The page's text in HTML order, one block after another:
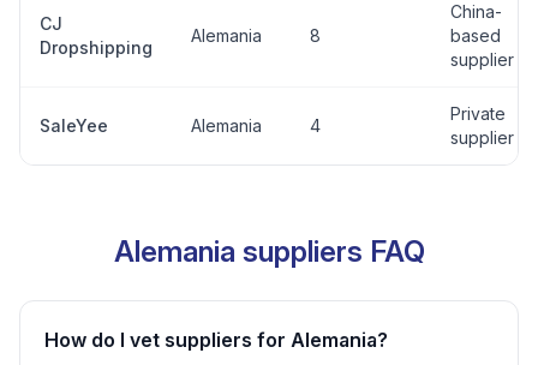
CJ
Dropshipping
Alemania 8
China-
based
supplier
SaleYee Alemania 4
Private
supplier
Alemania suppliers FAQ
How do I vet suppliers for Alemania?